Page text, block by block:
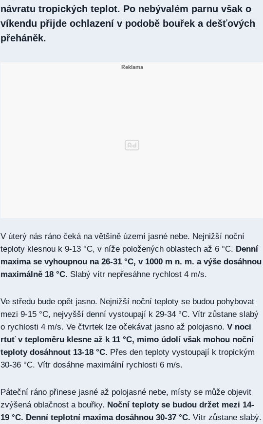
návratu tropických teplot. Po nebývalém parnu však o
víkendu přijde ochlazení v podobě bouřek a dešťových
přeháněk.
V úterý nás ráno čeká na většině území jasné nebe. Nejnižší noční
teploty klesnou k 9-13 °C, v níže položených oblastech až 6 °C. Denní
maxima se vyhoupnou na 26-31 °C, v 1000 m n. m. a výše dosáhnou
maximálně 18 °C. Slabý vítr nepřesáhne rychlost 4 m/s.
Ve středu bude opět jasno. Nejnižší noční teploty se budou pohybovat
mezi 9-15 °C, nejvyšší denní vystoupají k 29-34 °C. Vítr zůstane slabý
o rychlosti 4 m/s. Ve čtvrtek lze očekávat jasno až polojasno. V noci
rtuť v teploměru klesne až k 11 °C, mimo údolí však mohou noční
teploty dosáhnout 13-18 °C. Přes den teploty vystoupají k tropickým
30-36 °C. Vítr dosáhne maximální rychlosti 6 m/s.
Páteční ráno přinese jasné až polojasné nebe, místy se může objevit
zvýšená oblačnost a bouřky. Noční teploty se budou držet mezi 14-
19 °C. Denní teplotní maxima dosáhnou 30-37 °C. Vítr zůstane slabý.